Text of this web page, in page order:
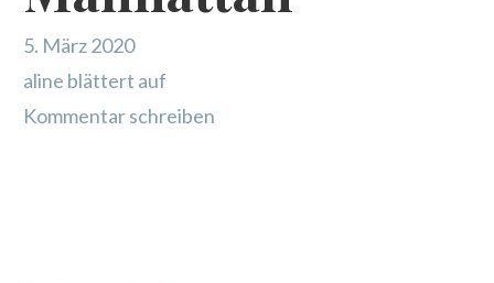
5. März 2020
aline blättert auf
Kommentar schreiben